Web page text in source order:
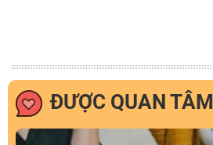
ĐƯỢC QUAN TÂM